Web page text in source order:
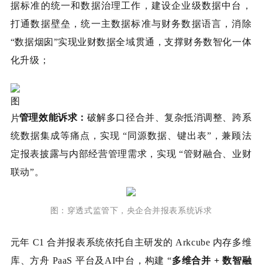
据标准的统一和数据治理工作，建设企业级数据中台，
打通数据壁垒，统一主数据标准与财务数据语言，消除
“数据烟囱”实现业财数据全域贯通，支撑财务数智化一体
化升级；
管理效能诉求： 破解多口径合并、复杂抵消调整、跨系
统数据集成等痛点，实现 “同源数据、键出表”，兼顾法
定报表披露与内部经营管理需求，实现 “管财融合、业财
联动”。
图： 穿透式监管下，央企合并报表系统诉求
元年 C1 合并报表系统依托自主研发的 Arkcube 内存多维
库、方舟 PaaS 平台及AI中台，构建 “多维合并 + 数智融